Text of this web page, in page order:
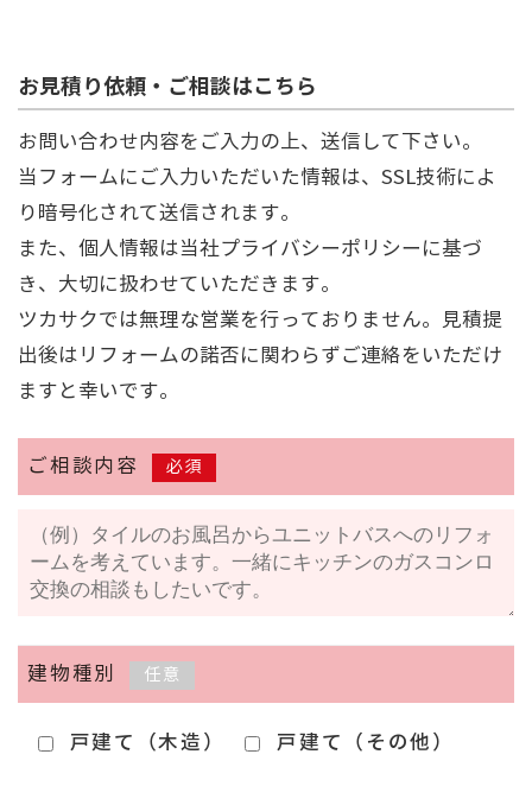
お見積り依頼・ご相談はこちら
お問い合わせ内容をご入力の上、送信して下さい。
当フォームにご入力いただいた情報は、SSL技術によ
り暗号化されて送信されます。
また、個人情報は当社プライバシーポリシーに基づ
き、大切に扱わせていただきます。
ツカサクでは無理な営業を行っておりません。見積提
出後はリフォームの諾否に関わらずご連絡をいただけ
ますと幸いです。
ご相談内容 必須
建物種別 任意
戸建て（木造） 戸建て（その他）